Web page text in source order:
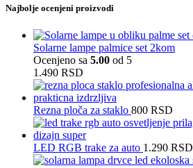
Najbolje ocenjeni proizvodi
Solarne lampe palmice set 2kom
Ocenjeno sa 5.00 od 5
1.490 RSD
Rezna ploča za staklo 800 RSD
LED RGB trake za auto 1.290 RSD